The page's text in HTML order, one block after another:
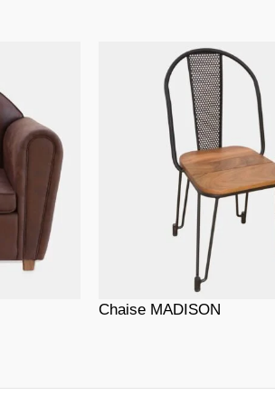
Chaise MADISON